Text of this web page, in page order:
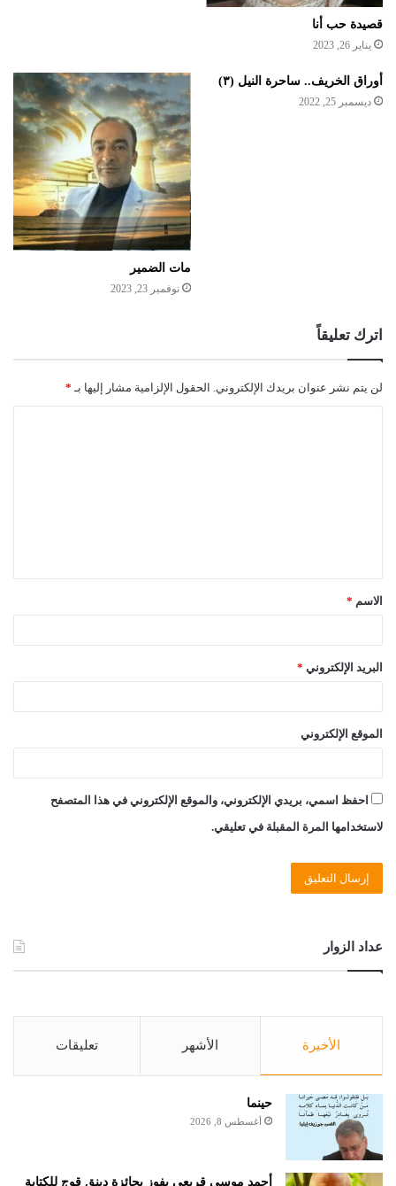
قصيدة حب أنا
يناير 26, 2023
أوراق الخريف.. ساحرة النيل (٣)
ديسمبر 25, 2022
مات الضمير
نوفمبر 23, 2023
اترك تعليقاً
لن يتم نشر عنوان بريدك الإلكتروني. الحقول الإلزامية مشار إليها بـ *
ق
*الاسم *
البريد الإلكتروني *
الموقع الإلكتروني
احفظ اسمي، بريدي الإلكتروني، والموقع الإلكتروني في هذا المتصفح
لاستخدامها المرة المقبلة في تعليقي.
عداد الزوار
الأخيرة الأشهر تعليقات
حينما
أغسطس 8, 2026
أحمد موسى قريعي يفوز بجائزة دينق قوج للكتابة